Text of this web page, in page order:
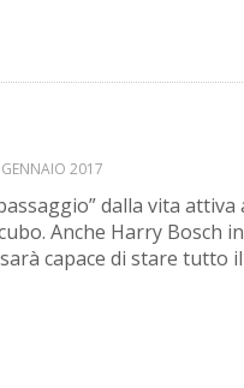
2017
dalla vita
Anche Harry Bosch
capace di stare tutto